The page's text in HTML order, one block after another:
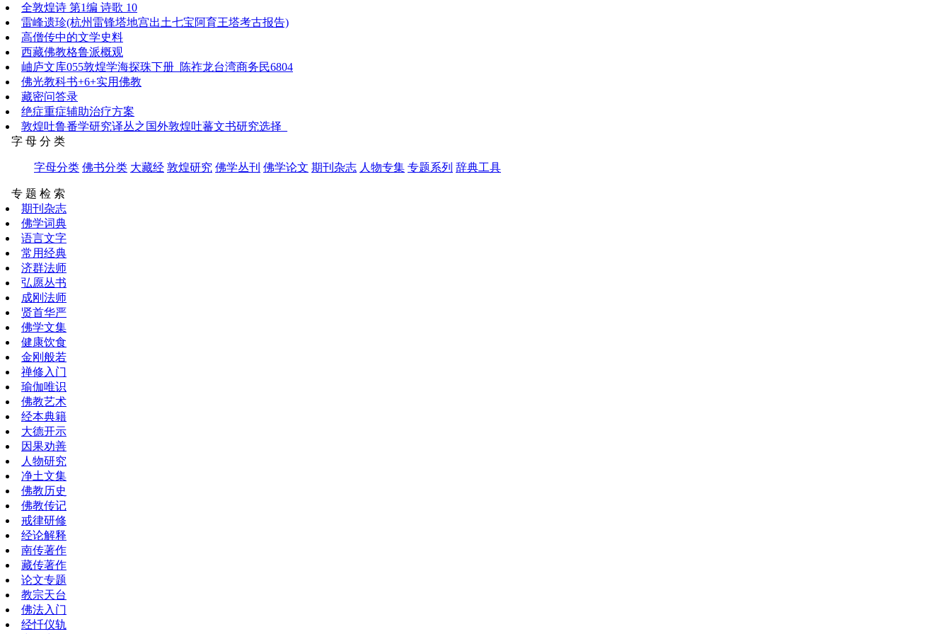
全敦煌诗 第1编 诗歌 10
雷峰遗珍(杭州雷锋塔地宫出土七宝阿育王塔考古报告)
高僧传中的文学史料
西藏佛教格鲁派概观
岫庐文库055敦煌学海探珠下册_陈祚龙台湾商务民6804
佛光教科书+6+实用佛教
藏密问答录
绝症重症辅助治疗方案
敦煌吐鲁番学研究译丛之国外敦煌吐蕃文书研究选择_
字 母 分 类
字母分类 佛书分类 大藏经 敦煌研究 佛学丛刊 佛学论文 期刊杂志 人物专集 专题系列 辞典工具
专 题 检 索
期刊杂志
佛学词典
语言文字
常用经典
济群法师
弘愿丛书
成刚法师
贤首华严
佛学文集
健康饮食
金刚般若
禅修入门
瑜伽唯识
佛教艺术
经本典籍
大德开示
因果劝善
人物研究
净土文集
佛教历史
佛教传记
戒律研修
经论解释
南传著作
藏传著作
论文专题
教宗天台
佛法入门
经忏仪轨